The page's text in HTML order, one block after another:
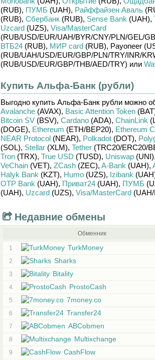
(RUB), ПУМБ (UAH), Райффайзен Аваль
(RUB), Сбербанк(RUB), Sense Bank (UAH),
Uzcard(UZS), Visa/MasterCard
(RUB/USD/EUR/UAH/BYR/CNY/PLN/GEL/
ВТБ24(RUB), МИР card(RUB), Payoneer
(RUB/UAH/USD/EUR/GBP/PLN/TRY/INR/
(RUB/USD/EUR/GBP/THB/AED/TRY) или
Купить Альфа-Банк (рубли)
Выгодно купить Альфа-Банк рублиможно
Avalanche(AVAX), Basic Attention Token
Bitcoin SV(BSV), Cardano(ADA), ChainLink
(DOGE), Ethereum (ETH/BEP20), Ethereum
NEAR Protocol(NEAR), Polkadot(DOT),
(SOL), Stellar(XLM), Tether(TRC20/ERC20/
Tron(TRX), True USD (TUSD), Uniswap(UNI),
VeChain(VET), ZCash(ZEC), A-Bank (UAH),
Halyk Bank (KZT), Humo(UZS), Izibank
OTP Bank (UAH), Приват24(UAH), ПУМБ
(UAH), Uzcard(UZS), Visa/MasterCard(UAH/
Недавние обмены
Обменник
1 TurkMoney
2 Sharks
3 Bitality
4 ProstoCash
5 7money.co
6 Transfer24
7 ABCobmen
8 Multixchange
9 CashFlow